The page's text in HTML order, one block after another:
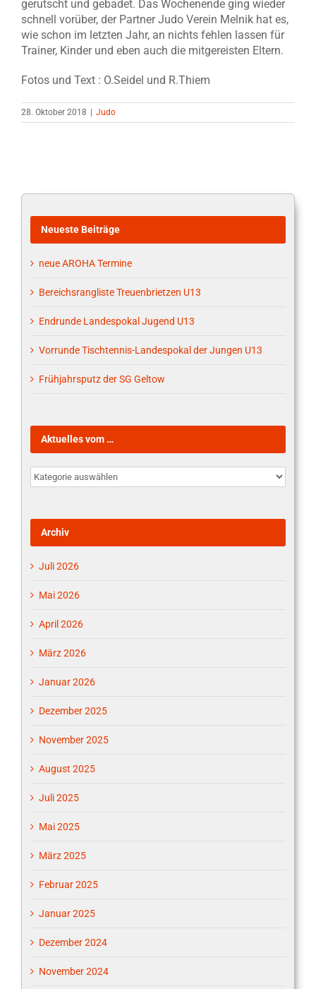
gerutscht und gebadet. Das Wochenende ging wieder
schnell vorüber, der Partner Judo Verein Melnik hat es,
wie schon im letzten Jahr, an nichts fehlen lassen für
Trainer, Kinder und eben auch die mitgereisten Eltern.
Fotos und Text : O.Seidel und R.Thiem
28. Oktober 2018 Judo
Neueste Beiträge
neue AROHA Termine
Bereichsrangliste Treuenbrietzen U13
Endrunde Landespokal Jugend U13
Vorrunde Tischtennis-Landespokal der Jungen U13
Frühjahrsputz der SG Geltow
Aktuelles vom …
Aktuelles
vom
Archiv
Juli 2026
Mai 2026
April 2026
März 2026
Januar 2026
Dezember 2025
November 2025
August 2025
Juli 2025
Mai 2025
März 2025
Februar 2025
Januar 2025
Dezember 2024
November 2024